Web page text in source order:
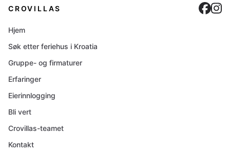
CROVILLAS
Hjem
Søk etter feriehus i Kroatia
Gruppe- og firmaturer
Erfaringer
Eierinnlogging
Bli vert
Crovillas-teamet
Kontakt